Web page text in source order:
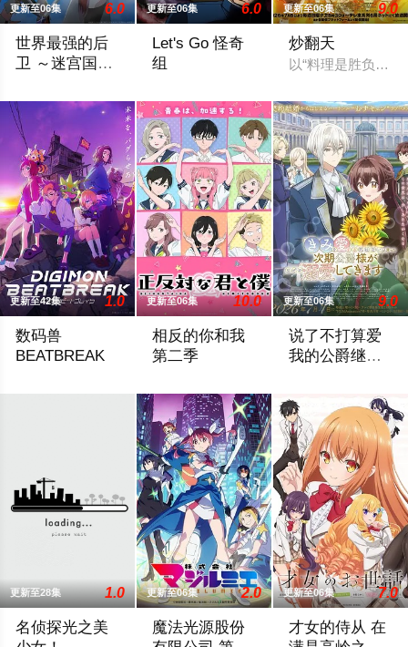
更新至06集 6.0
世界最强的后
卫 ～迷宫国的
更新至06集 6.0
Let's Go 怪奇
组
更新至06集 9.0
炒翻天
以“料理是胜负”为
更新至42集 1.0
数码兽
BEATBREAK
更新至06集 10.0
相反的你和我
第二季
更新至06集 9.0
说了不打算爱
我的公爵继承
对我宠爱有加
更新至28集 1.0
名侦探光之美
更新至06集 2.0
魔法光源股份
更新至06集 7.0
才女的侍从 在